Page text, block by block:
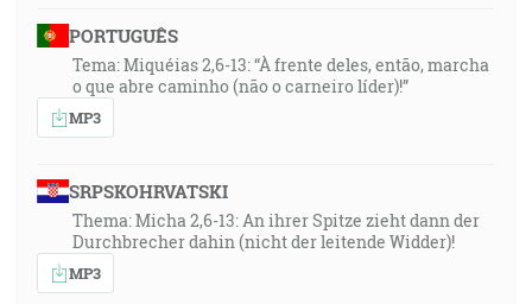
PORTUGUÊS
Tema: Miquéias 2,6-13: “À frente deles, então, marcha
o que abre caminho (não o carneiro líder)!”
MP3
SRPSKOHRVATSKI
Thema: Micha 2,6-13: An ihrer Spitze zieht dann der
Durchbrecher dahin (nicht der leitende Widder)!
MP3